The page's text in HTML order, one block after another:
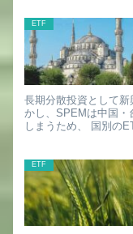
ETF
長期分散投資として
かし、SPEMは中国・
しまうため、 国別の
ETF